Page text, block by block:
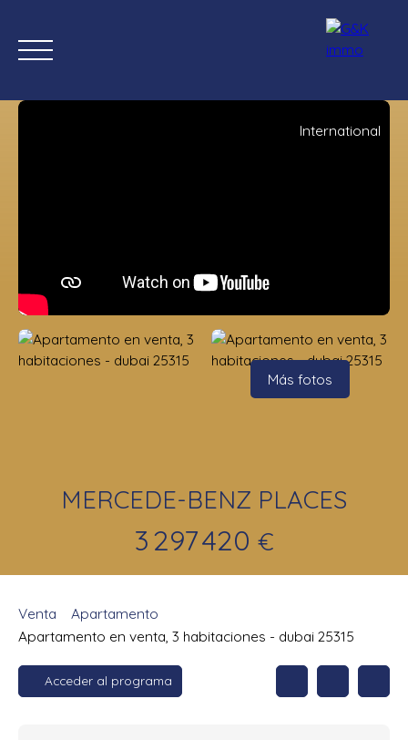
Comprar ahora Nuevas propiedades
Estimación
International
Más fotos
MERCEDE-BENZ PLACES
3 297 420 €
Venta
Apartamento
Apartamento en venta, 3 habitaciones - dubai 25315
Acceder al programa